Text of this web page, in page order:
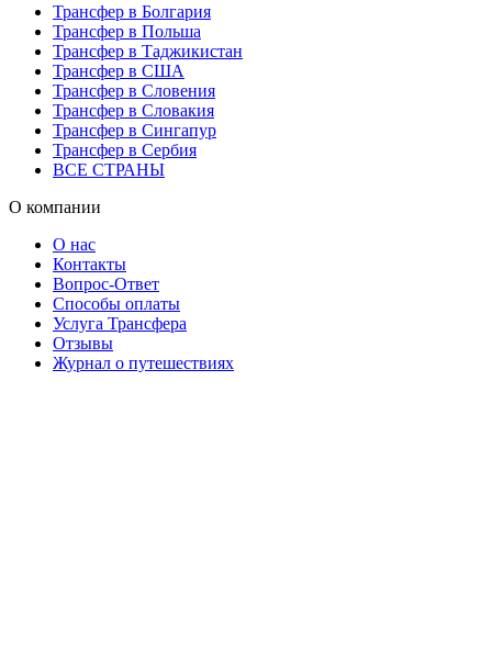
Трансфер в Болгария
Трансфер в Польша
Трансфер в Таджикистан
Трансфер в США
Трансфер в Словения
Трансфер в Словакия
Трансфер в Сингапур
Трансфер в Сербия
ВСЕ СТРАНЫ
О компании
О нас
Контакты
Вопрос-Ответ
Способы оплаты
Услуга Трансфера
Отзывы
Журнал о путешествиях